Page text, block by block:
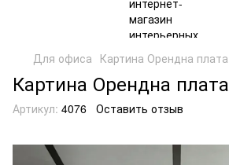
Для офиса Картина Орендна плата
Картина Орендна плата
Артикул: 4076 Оставить отзыв